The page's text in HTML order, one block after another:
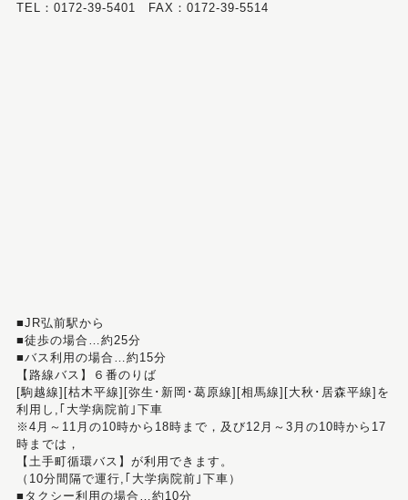
TEL：0172-39-5401 FAX：0172-39-5514
■JR弘前駅から
■徒歩の場合…約25分
■バス利用の場合…約15分
【路線バス】６番のりば
[駒越線][枯木平線][弥生･新岡･葛原線][相馬線][大秋･居森平線]を
利用し,｢大学病院前｣下車
※4月～11月の10時から18時まで，及び12月～3月の10時から17
時までは，
【土手町循環バス】が利用できます。
（10分間隔で運行,｢大学病院前｣下車）
■タクシー利用の場合…約10分